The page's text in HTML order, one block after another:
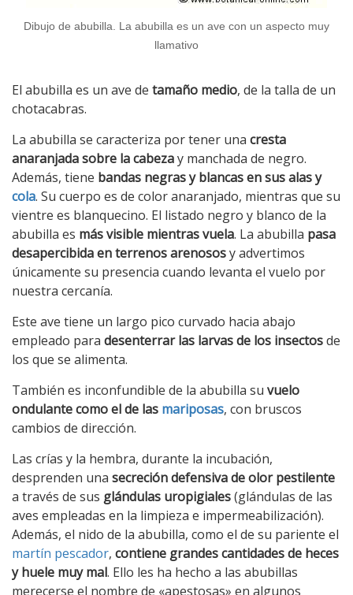
Dibujo de abubilla. La abubilla es un ave con un aspecto muy
llamativo
El abubilla es un ave de tamaño medio, de la talla de un
chotacabras.
La abubilla se caracteriza por tener una cresta
anaranjada sobre la cabezay manchada de negro.
Además, tiene bandas negras y blancas en sus alas y
cola. Su cuerpo es de color anaranjado, mientras que su
vientre es blanquecino. El listado negro y blanco de la
abubilla es más visible mientras vuela. La abubilla pasa
desapercibida en terrenos arenososy advertimos
únicamente su presencia cuando levanta el vuelo por
nuestra cercanía.
Este ave tiene un largo pico curvado hacia abajo
empleado para desenterrar las larvas de los insectosde
los que se alimenta.
También es inconfundible de la abubilla su vuelo
ondulante como el de las mariposas, con bruscos
cambios de dirección.
Las crías y la hembra, durante la incubación,
desprenden una secreción defensiva de olor pestilente
a través de sus glándulas uropigiales(glándulas de las
aves empleadas en la limpieza e impermeabilización).
Además, el nido de la abubilla, como el de su pariente el
martín pescador, contiene grandes cantidades de heces
y huele muy mal. Ello les ha hecho a las abubillas
merecerse el nombre de «apestosas» en algunos